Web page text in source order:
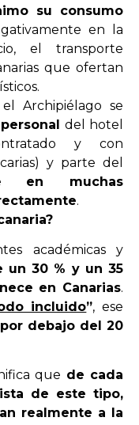
su consumo
en la
el transporte
que ofertan
Archipiélago se
del hotel
y con
y parte del
en muchas
.
académicas y
un 30 % y un 35
en Canarias.
incluido”, ese
debajo del 20
que de cada
de este tipo,
realmente a la